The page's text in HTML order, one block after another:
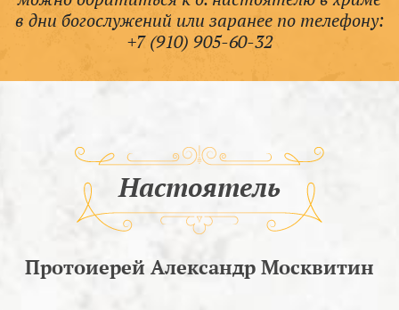
в дни богослужений или заранее по телефону:
+7 (910) 905-60-32
Настоятель
Протоиерей Александр Москвитин